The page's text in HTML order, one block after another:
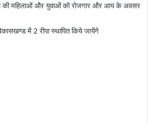
की महिलाओं और युवाओं को रोजगार और आय के अवसर
में 2 रीपा स्थापित किये जायेंगे